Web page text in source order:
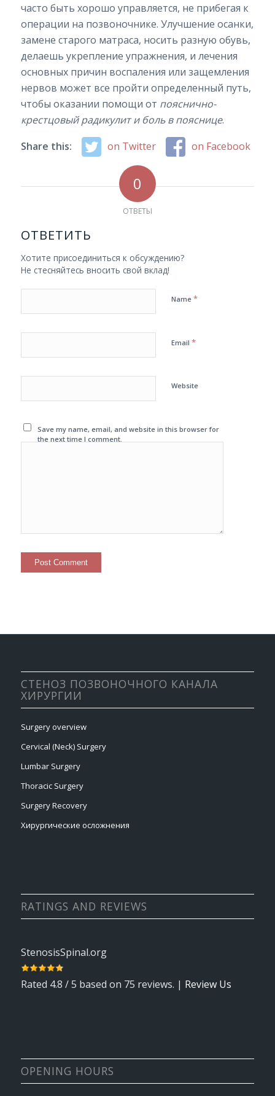
часто быть хорошо управляется, не прибегая к
операции на позвоночнике. Улучшение осанки,
замене старого матраса, носить разную обувь,
делаешь укрепление упражнения, и лечения
основных причин воспаления или защемления
нервов может все пройти определенный путь,
чтобы оказании помощи от пояснично-
крестцовый радикулит и боль в пояснице.
Share this:
on Twitter on Facebook
0
ОТВЕТЫ
ОТВЕТИТЬ
Хотите присоединиться к обсуждению?
Не стесняйтесь вносить свой вклад!
Name *
Email *
Website
Save my name, email, and website in this browser for
the next time I comment.
СТЕНОЗ ПОЗВОНОЧНОГО КАНАЛА
ХИРУРГИИ
Surgery overview
Cervical (Neck) Surgery
Lumbar Surgery
Thoracic Surgery
Surgery Recovery
Хирургические осложнения
RATINGS AND REVIEWS
StenosisSpinal.org
Rated 4.8 / 5 based on 75 reviews. | Review Us
OPENING HOURS